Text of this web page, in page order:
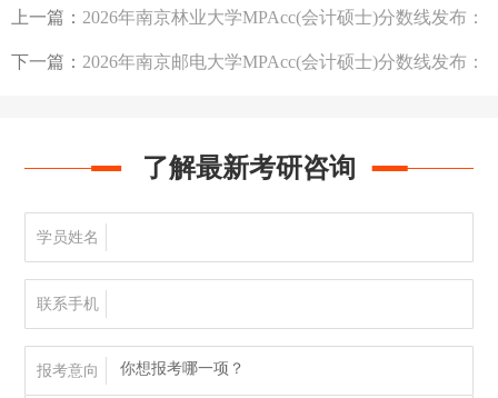
上一篇： 2026年南京林业大学MPAcc(会计硕士)分数线发布：
199/102/51
下一篇： 2026年南京邮电大学MPAcc(会计硕士)分数线发布：
了解最新考研咨询
学员姓名
联系手机
报考意向 你想报考哪一项？